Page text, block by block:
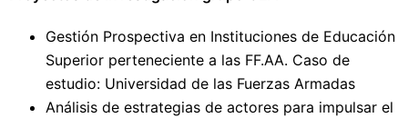
Gestión Prospectiva en Instituciones de Educación
Superior perteneciente a las FF.AA. Caso de
estudio: Universidad de las Fuerzas Armadas
Análisis de estrategias de actores para impulsar el